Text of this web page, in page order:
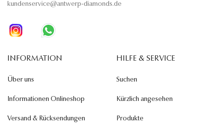
kundenservice@antwerp-diamonds.de
INFORMATION
Über uns
Informationen Onlineshop
Versand & Rücksendungen
HILFE & SERVICE
Suchen
Kürzlich angesehen
Produkte